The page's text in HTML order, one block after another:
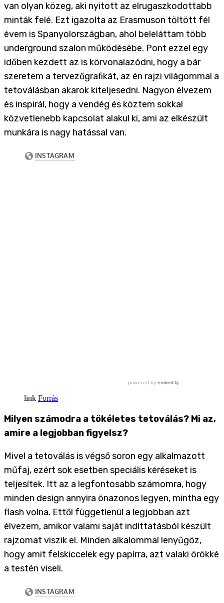
van olyan közeg, aki nyitott az elrugaszkodottabb
minták felé. Ezt igazolta az Erasmuson töltött fél
évem is Spanyolországban, ahol beleláttam több
underground szalon működésébe. Pont ezzel egy
időben kezdett az is körvonalazódni, hogy a bár
szeretem a tervezőgrafikát, az én rajzi világommal a
tetoválásban akarok kiteljesedni. Nagyon élvezem
és inspirál, hogy a vendég és köztem sokkal
közvetlenebb kapcsolat alakul ki, ami az elkészült
munkára is nagy hatással van.
Forrás
Milyen számodra a tökéletes tetoválás? Mi az,
amire a legjobban figyelsz?
Mivel a tetoválás is végső soron egy alkalmazott
műfaj, ezért sok esetben speciális kéréseket is
teljesítek. Itt az a legfontosabb számomra, hogy
minden design annyira önazonos legyen, mintha egy
flash volna. Ettől függetlenül a legjobban azt
élvezem, amikor valami saját indíttatásból készült
rajzomat viszik el. Minden alkalommal lenyűgöz,
hogy amit felskiccelek egy papírra, azt valaki örökké
a testén viseli.